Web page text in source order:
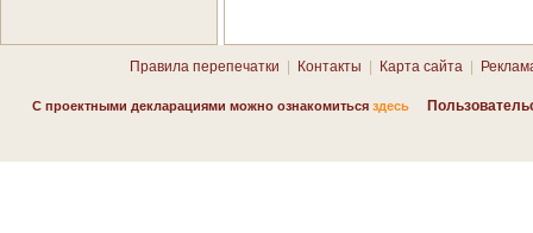
Правила перепечатки Контакты Карта сайта
С проектными декларациями можно ознакомиться здесь